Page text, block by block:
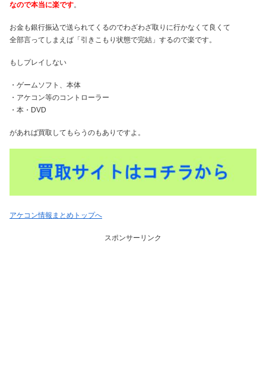
なので本当に楽です。
お金も銀行振込で送られてくるのでわざわざ取りに行かなくて良くて
全部言ってしまえば「引きこもり状態で完結」するので楽です。
もしプレイしない
・ゲームソフト、本体
・アケコン等のコントローラー
・本・DVD
があれば買取してもらうのもありですよ。
アケコン情報まとめトップへ
スポンサーリンク